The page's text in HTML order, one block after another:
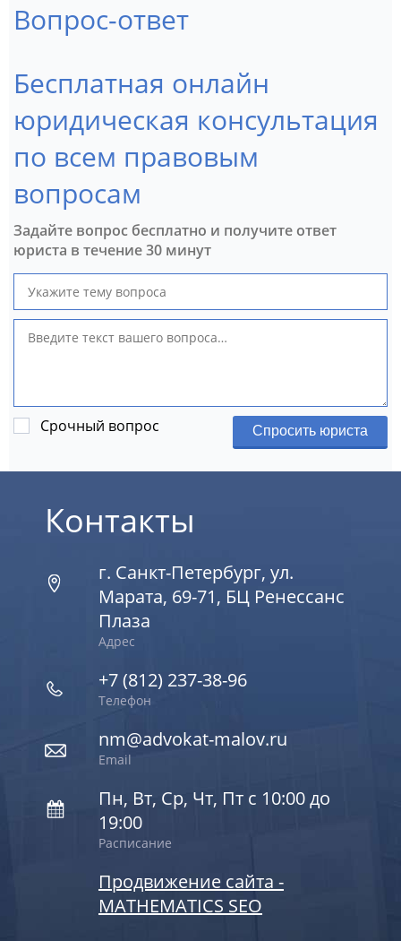
Вопрос-ответ
Бесплатная онлайн
юридическая консультация
по всем правовым
вопросам
Задайте вопрос бесплатно и получите ответ
юриста в течение 30 минут
Срочный вопрос Спросить юриста
Контакты
г. Санкт-Петербург, ул.
Марата, 69-71, БЦ Ренессанс
Плаза
Адрес
+7 (812) 237-38-96
Телефон
nm@advokat-malov.ru
Email
Пн, Вт, Ср, Чт, Пт с 10:00 до
19:00
Расписание
Продвижение сайта -
MATHEMATICS SEO